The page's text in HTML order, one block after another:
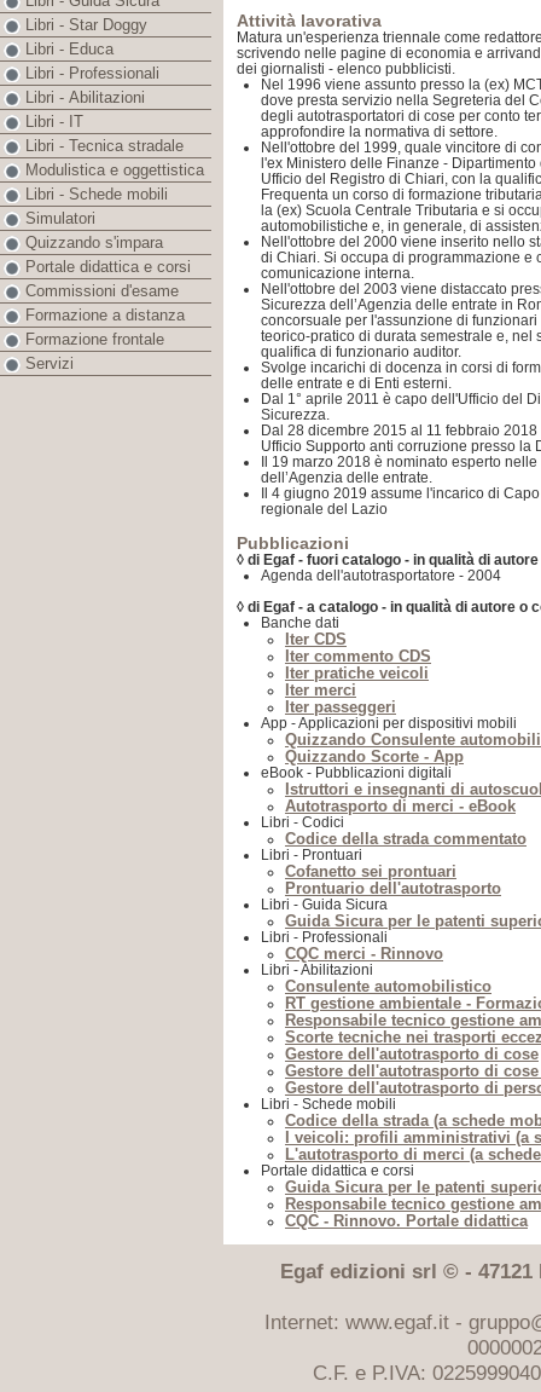
Attività lavorativa
Matura un'esperienza triennale come
scrivendo nelle pagine di economia e
dei giornalisti - elenco pubblicisti.
Nel 1996 viene assunto presso la (ex)
dove presta servizio nella Segreteria del
degli autotrasportatori di cose per conto
approfondire la normativa di settore.
Nell'ottobre del 1999, quale vincitore di
l'ex Ministero delle Finanze -
Ufficio del Registro di Chiari, con la
Frequenta un corso di formazione
la (ex) Scuola Centrale Tributaria e si
automobilistiche e, in generale, di
Nell'ottobre del 2000 viene inserito nello
di Chiari. Si occupa di programmazione e
comunicazione interna.
Nell'ottobre del 2003 viene distaccato
Sicurezza dell’Agenzia delle entrate in
concorsuale per l'assunzione di
teorico-pratico di durata semestrale e, nel
qualifica di funzionario auditor.
Svolge incarichi di docenza in corsi di
delle entrate e di Enti esterni.
Dal 1° aprile 2011 è capo dell'Ufficio del
Sicurezza.
Dal 28 dicembre 2015 al 11 febbraio
Ufficio Supporto anti corruzione presso la
Il 19 marzo 2018 è nominato esperto
dell’Agenzia delle entrate.
Il 4 giugno 2019 assume l'incarico di
regionale del Lazio
Pubblicazioni
◊ di Egaf - fuori catalogo - in qualità di
Agenda dell'autotrasportatore - 2004
◊ di Egaf - a catalogo - in qualità di autore o
Banche dati
Iter CDS
Iter commento CDS
Iter pratiche veicoli
Iter merci
Iter passeggeri
App - Applicazioni per dispositivi mobili
Quizzando Consulente
Quizzando Scorte - App
eBook - Pubblicazioni digitali
Istruttori e insegnanti di
Autotrasporto di merci - eBook
Libri - Codici
Codice della strada commentato
Libri - Prontuari
Cofanetto sei prontuari
Prontuario dell'autotrasporto
Libri - Guida Sicura
Guida Sicura per le patenti
Libri - Professionali
CQC merci - Rinnovo
Libri - Abilitazioni
Consulente automobilistico
RT gestione ambientale -
Responsabile tecnico gestione
Scorte tecniche nei trasporti
Gestore dell'autotrasporto di cose
Gestore dell'autotrasporto di cose
Gestore dell'autotrasporto di
Libri - Schede mobili
Codice della strada (a schede
I veicoli: profili amministrativi (a
L'autotrasporto di merci (a
Portale didattica e corsi
Guida Sicura per le patenti
Responsabile tecnico gestione
CQC - Rinnovo. Portale didattica
Egaf edizioni srl © - 47121
Internet: www.egaf.it -
C.F. e P.IVA:
Libri - Star Doggy
Libri - Educa
Libri - Professionali
Libri - Abilitazioni
Libri - IT
Libri - Tecnica stradale
Modulistica e oggettistica
Libri - Schede mobili
Simulatori
Quizzando s'impara
Portale didattica e corsi
Commissioni d'esame
Formazione a distanza
Formazione frontale
Servizi